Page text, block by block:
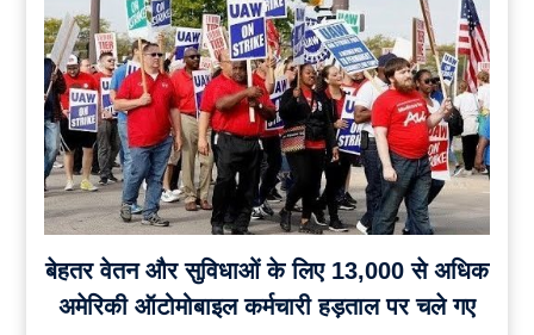
बेहतर वेतन और सुविधाओं के लिए 13,000 से अधिक
अमेरिकी ऑटोमोबाइल कर्मचारी हड़ताल पर चले गए